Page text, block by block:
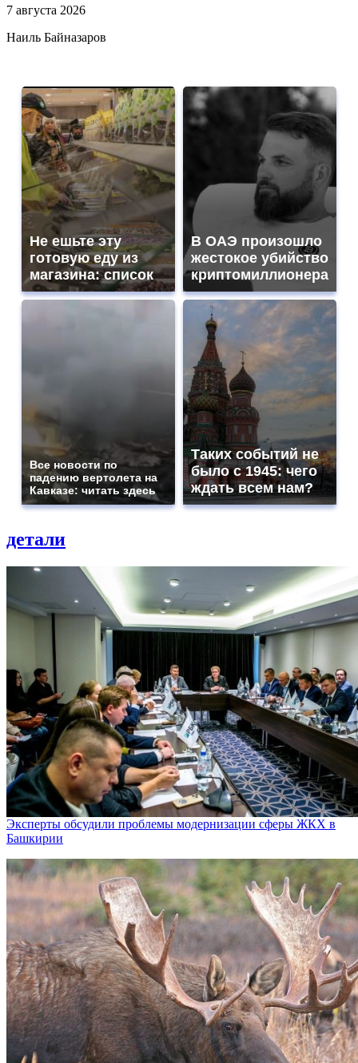
7 августа 2026
Наиль Байназаров
Не ешьте эту
готовую еду из
магазина: список
В ОАЭ произошло
жестокое убийство
криптомиллионера
Все новости по
падению вертолета на
Кавказе: читать здесь
Таких событий не
было с 1945: чего
ждать всем нам?
детали
Эксперты обсудили проблемы модернизации сферы ЖКХ в
Башкирии